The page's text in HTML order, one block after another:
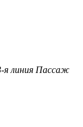
я линия Пассаж